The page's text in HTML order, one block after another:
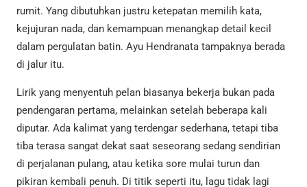
rumit. Yang dibutuhkan justru ketepatan memilih kata,
kejujuran nada, dan kemampuan menangkap detail kecil
dalam pergulatan batin. Ayu Hendranata tampaknya berada
di jalur itu.
Lirik yang menyentuh pelan biasanya bekerja bukan pada
pendengaran pertama, melainkan setelah beberapa kali
diputar. Ada kalimat yang terdengar sederhana, tetapi tiba
tiba terasa sangat dekat saat seseorang sedang sendirian
di perjalanan pulang, atau ketika sore mulai turun dan
pikiran kembali penuh. Di titik seperti itu, lagu tidak lagi